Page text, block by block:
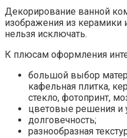
Декорирование ванной
изображения из керамики
нельзя исключать.
К плюсам оформления
большой выбор
кафельная плитка,
стекло, фотопринт,
цветовые решения и
долговечность;
разнообразная